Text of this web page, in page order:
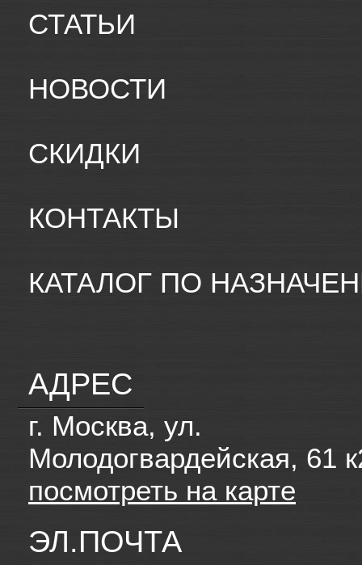
СТАТЬИ
НОВОСТИ
СКИДКИ
КОНТАКТЫ
КАТАЛОГ ПО
АДРЕС
г. Москва, ул.
Молодогвардейская, 61
посмотреть на карте
ЭЛ.ПОЧТА